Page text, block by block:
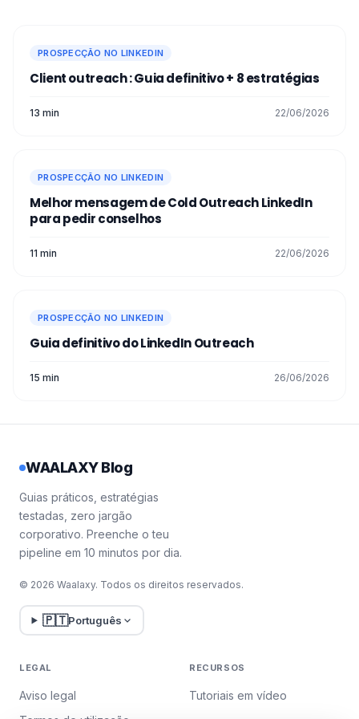
A sua irá servi-lo bem no seu processo de
massa ✉️ acredite em mim!
PROSPECÇÃO NO LINKEDIN
Client outreach : Guia definitivo + 8 estratégias
13 min 22/06/2026
PROSPECÇÃO NO LINKEDIN
Melhor mensagem de Cold Outreach LinkedIn
para pedir conselhos
11 min 22/06/2026
PROSPECÇÃO NO LINKEDIN
Guia definitivo do LinkedIn Outreach
15 min 26/06/2026
WAALAXY Blog
Guias práticos, estratégias
testadas, zero jargão
corporativo. Preenche o teu
pipeline em 10 minutos por dia.
© 2026 Waalaxy. Todos os direitos reservados.
🇵🇹Português
LEGAL
Aviso legal
RECURSOS
Tutoriais em vídeo